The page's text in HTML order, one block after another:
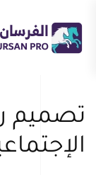
Skip
to
تصميم